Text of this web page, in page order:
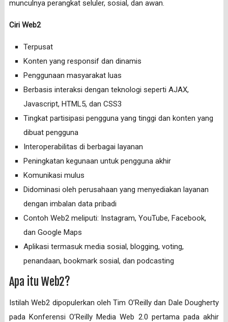
munculnya perangkat seluler, sosial, dan awan.
Ciri Web2
Terpusat
Konten yang responsif dan dinamis
Penggunaan masyarakat luas
Berbasis interaksi dengan teknologi seperti AJAX,
Javascript, HTML5, dan CSS3
Tingkat partisipasi pengguna yang tinggi dan konten yang
dibuat pengguna
Interoperabilitas di berbagai layanan
Peningkatan kegunaan untuk pengguna akhir
Komunikasi mulus
Didominasi oleh perusahaan yang menyediakan layanan
dengan imbalan data pribadi
Contoh Web2 meliputi: Instagram, YouTube, Facebook,
dan Google Maps
Aplikasi termasuk media sosial, blogging, voting,
penandaan, bookmark sosial, dan podcasting
Apa itu Web2?
Istilah Web2 dipopulerkan oleh Tim O’Reilly dan Dale Dougherty
pada Konferensi O’Reilly Media Web 2.0 pertama pada akhir